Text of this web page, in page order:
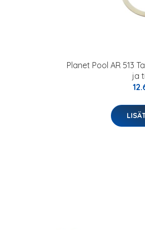
Planet Pool AR 513
ja